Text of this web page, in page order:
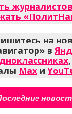
на
в
,
Max и